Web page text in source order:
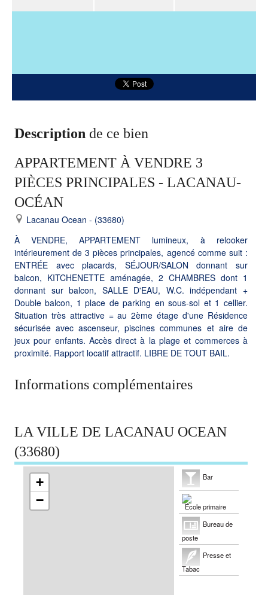
Description de ce bien
APPARTEMENT À VENDRE 3
PIÈCES PRINCIPALES - LACANAU-
OCÉAN
Lacanau Ocean - (33680)
À VENDRE, APPARTEMENT lumineux, à relooker
intérieurement de 3 pièces principales, agencé comme suit :
ENTRÉE avec placards, SÉJOUR/SALON donnant sur
balcon, KITCHENETTE aménagée, 2 CHAMBRES dont 1
donnant sur balcon, SALLE D'EAU, W.C. indépendant +
Double balcon, 1 place de parking en sous-sol et 1 cellier.
Situation très attractive = au 2ème étage d'une Résidence
sécurisée avec ascenseur, piscines communes et aire de
jeux pour enfants. Accès direct à la plage et commerces à
proximité. Rapport locatif attractif. LIBRE DE TOUT BAIL.
Informations complémentaires
LA VILLE DE LACANAU OCEAN
(33680)
+
−
Bar
École primaire
Bureau de
poste
Presse et
Tabac